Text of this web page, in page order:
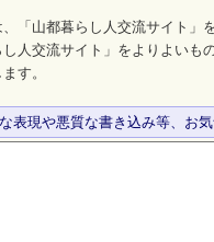
、「山都暮らし人交流サイト」
し人交流サイト」をよりよい
す。
表現や悪質な書き込み等、お